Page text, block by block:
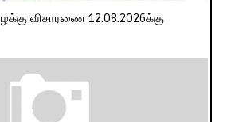
விசாரணை 12.08.2026க்கு